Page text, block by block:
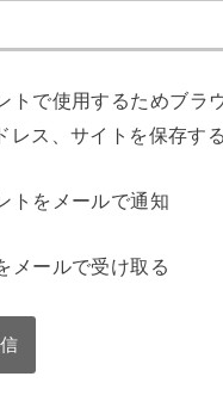
トで使用するためブラ
レス、サイトを保存する
トをメールで通知
メールで受け取る